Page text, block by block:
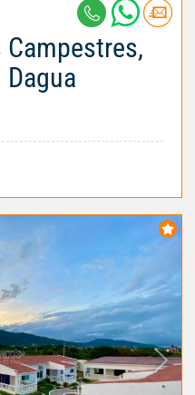
Campestres,